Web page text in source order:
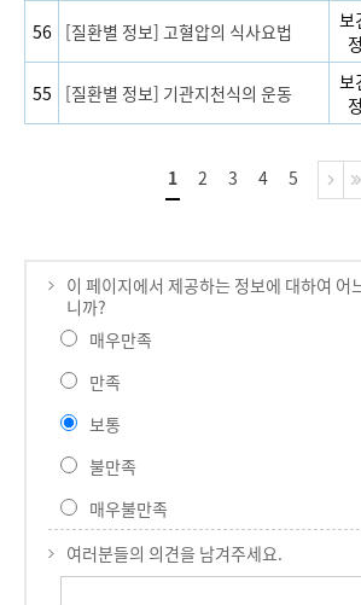
56 [질환별 정보] 고혈압의 식사요법
보
55 [질환별 정보] 기관지천식의 운동
보
1 2 3 4 5
이 페이지에서 제공하는 정보에 대하여 어
니까?
매우만족
만족
보통
불만족
매우불만족
여러분들의 의견을 남겨주세요.